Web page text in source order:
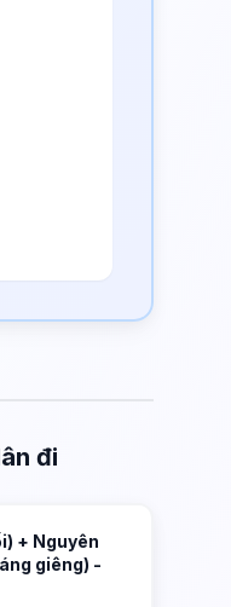
đi
+ Nguyên
giêng) -